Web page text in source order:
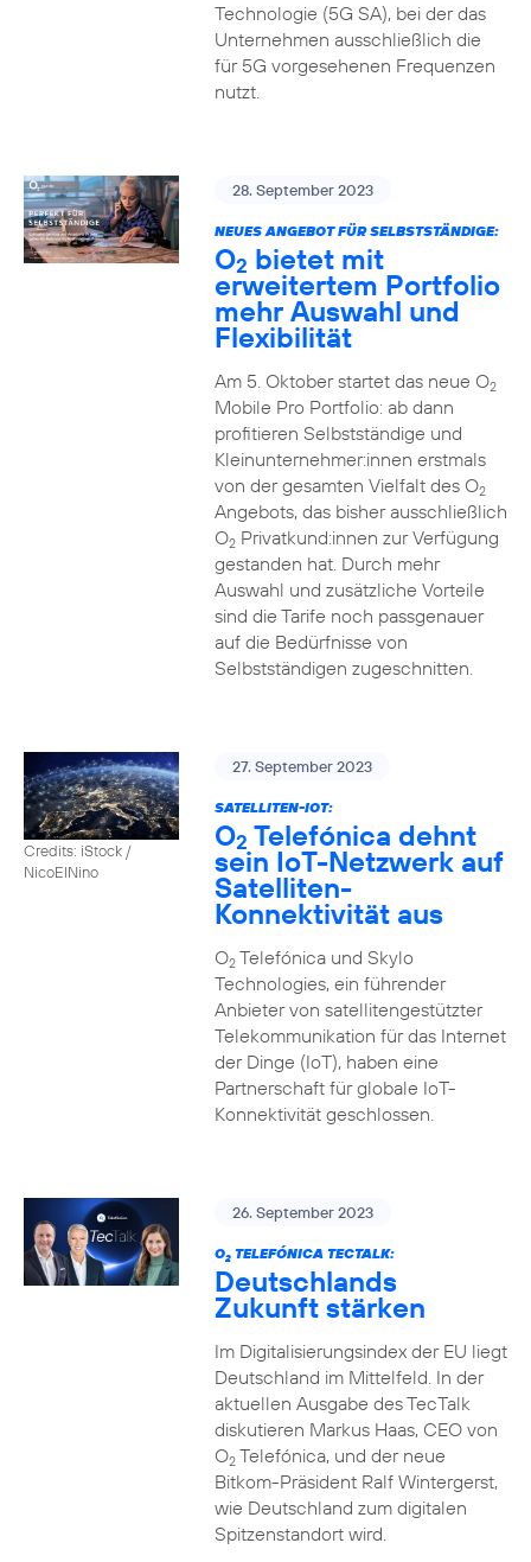
Technologie (5G SA), bei der das
Unternehmen ausschließlich die
für 5G vorgesehenen Frequenzen
nutzt.
28. September 2023
NEUES ANGEBOT FÜR SELBSTSTÄNDIGE:
O2 bietet mit
erweitertem Portfolio
mehr Auswahl und
Flexibilität
Am 5. Oktober startet das neue O2
Mobile Pro Portfolio: ab dann
profitieren Selbstständige und
Kleinunternehmer:innen erstmals
von der gesamten Vielfalt des O2
Angebots, das bisher ausschließlich
O2Privatkund:innen zur Verfügung
gestanden hat. Durch mehr
Auswahl und zusätzliche Vorteile
sind die Tarife noch passgenauer
auf die Bedürfnisse von
Selbstständigen zugeschnitten.
Credits: iStock /
NicoElNino
27. September 2023
SATELLITEN-IOT:
O2 Telefónica dehnt
sein IoT-Netzwerk auf
Satelliten-
Konnektivität aus
O2Telefónica und Skylo
Technologies, ein führender
Anbieter von satellitengestützter
Telekommunikation für das Internet
der Dinge (IoT), haben eine
Partnerschaft für globale IoT-
Konnektivität geschlossen.
26. September 2023
O2TELEFÓNICA TECTALK:
Deutschlands
Zukunft stärken
Im Digitalisierungsindex der EU liegt
Deutschland im Mittelfeld. In der
aktuellen Ausgabe des TecTalk
diskutieren Markus Haas, CEO von
O2Telefónica, und der neue
Bitkom-Präsident Ralf Wintergerst,
wie Deutschland zum digitalen
Spitzenstandort wird.